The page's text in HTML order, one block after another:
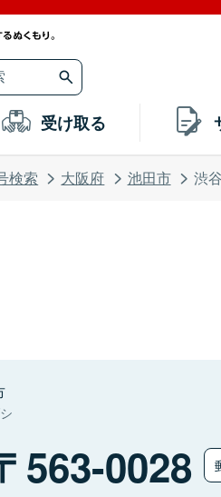
受け取る
検索 大阪府 池田市 渋谷
563-0028